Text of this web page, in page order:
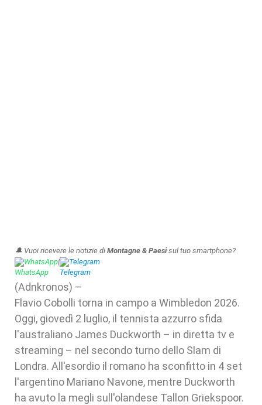
🔔 Vuoi ricevere le notizie di Montagne & Paesisul tuo smartphone?
WhatsApp| Telegram
(Adnkronos) –
Flavio Cobolli torna in campo a Wimbledon 2026.
Oggi, giovedì 2 luglio, il tennista azzurro sfida
l'australiano James Duckworth – in diretta tv e
streaming – nel secondo turno dello Slam di
Londra. All'esordio il romano ha sconfitto in 4 set
l'argentino Mariano Navone, mentre Duckworth
ha avuto la megli sull'olandese Tallon Griekspoor.